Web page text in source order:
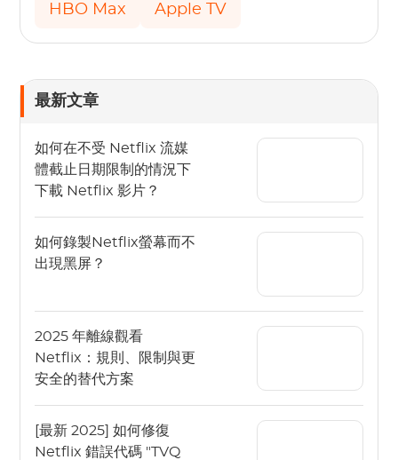
HBO Max Apple TV
最新文章
如何在不受 Netflix 流媒
體截止日期限制的情況下
下載 Netflix 影片？
如何錄製Netflix螢幕而不
出現黑屏？
2025 年離線觀看
Netflix：規則、限制與更
安全的替代方案
[最新 2025] 如何修復
Netflix 錯誤代碼 "TVQ